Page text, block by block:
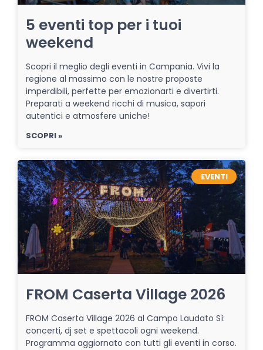
5 eventi top per i tuoi
weekend
Scopri il meglio degli eventi in Campania. Vivi la
regione al massimo con le nostre proposte
imperdibili, perfette per emozionarti e divertirti.
Preparati a weekend ricchi di musica, sapori
autentici e atmosfere uniche!
SCOPRI »
EVENTI
FROM Caserta Village 2026
FROM Caserta Village 2026 al Campo Laudato Sì:
concerti, dj set e spettacoli ogni weekend.
Programma aggiornato con tutti gli eventi in corso.